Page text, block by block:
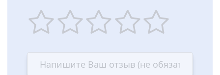
star
stars
—
stars
—
stars
—
stars
—